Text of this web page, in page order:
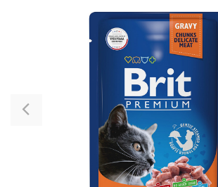
Previous